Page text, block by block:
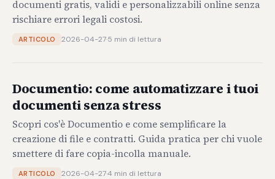
documenti gratis, validi e personalizzabili online senza
rischiare errori legali costosi.
ARTICOLO 2026-04-27·5 min di lettura
Documentio: come automatizzare i tuoi
documenti senza stress
Scopri cos'è Documentio e come semplificare la
creazione di file e contratti. Guida pratica per chi vuole
smettere di fare copia-incolla manuale.
ARTICOLO 2026-04-27·4 min di lettura